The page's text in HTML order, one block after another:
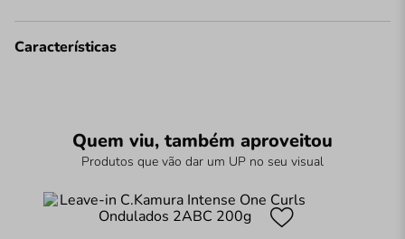
Características
Quem viu, também aproveitou
Produtos que vão dar um UP no seu visual